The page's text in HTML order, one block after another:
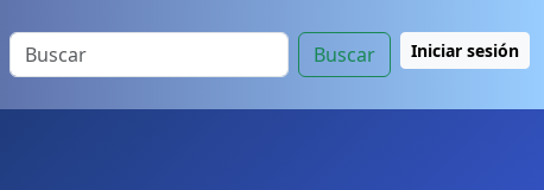
Buscar Iniciar sesión